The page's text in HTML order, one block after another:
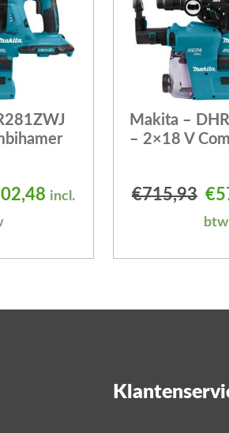
prijs was:
Huidige prijs is:
incl.
Makita –
– 2×18 V
€715,93 €
btw